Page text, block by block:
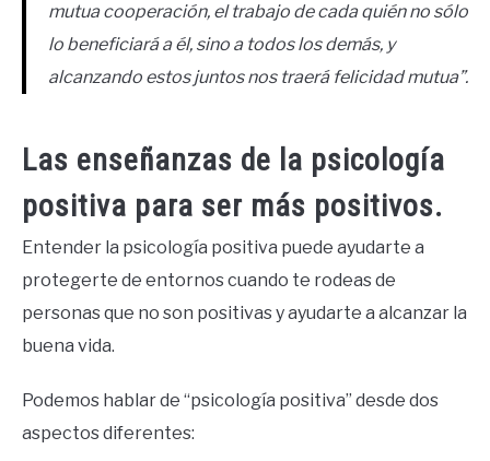
mutua cooperación, el trabajo de cada quién no sólo
lo beneficiará a él, sino a todos los demás, y
alcanzando estos juntos nos traerá felicidad mutua”.
Las enseñanzas de la psicología
positiva para ser más positivos.
Entender la psicología positiva puede ayudarte a
protegerte de entornos cuando te rodeas de
personas que no son positivas y ayudarte a alcanzar la
buena vida.
Podemos hablar de “psicología positiva” desde dos
aspectos diferentes: